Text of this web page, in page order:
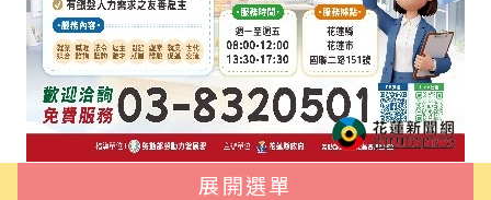
展開選單